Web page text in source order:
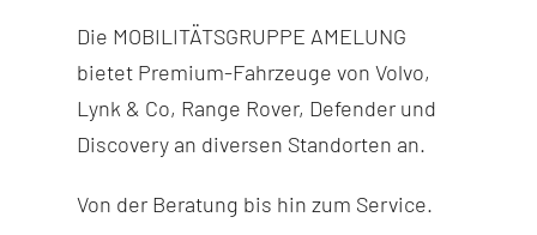
Die MOBILITÄTSGRUPPE AMELUNG
bietet Premium-Fahr­zeuge von Volvo,
Lynk & Co, Range Rover, Defender und
Discovery an diversen Stand­orten an.
Von der Beratung bis hin zum Service.